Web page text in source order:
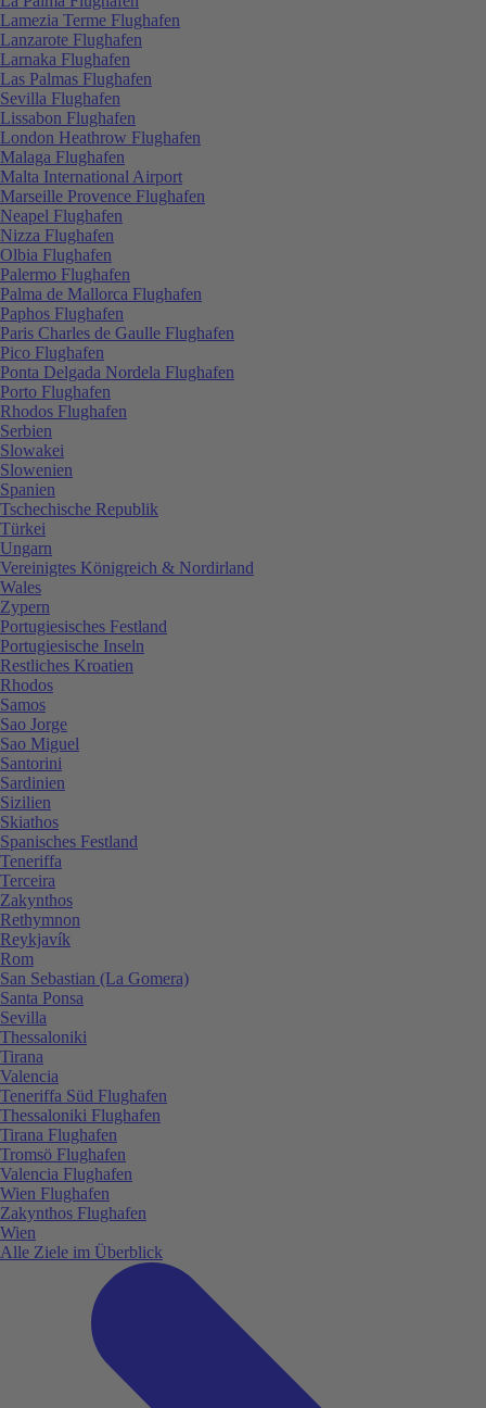
Lamezia Terme Flughafen
Lanzarote Flughafen
Larnaka Flughafen
Las Palmas Flughafen
Sevilla Flughafen
Lissabon Flughafen
London Heathrow Flughafen
Malaga Flughafen
Malta International Airport
Marseille Provence Flughafen
Neapel Flughafen
Nizza Flughafen
Olbia Flughafen
Palermo Flughafen
Palma de Mallorca Flughafen
Paphos Flughafen
Paris Charles de Gaulle Flughafen
Pico Flughafen
Ponta Delgada Nordela Flughafen
Porto Flughafen
Rhodos Flughafen
Serbien
Slowakei
Slowenien
Spanien
Tschechische Republik
Türkei
Ungarn
Vereinigtes Königreich & Nordirland
Wales
Zypern
Portugiesisches Festland
Portugiesische Inseln
Restliches Kroatien
Rhodos
Samos
Sao Jorge
Sao Miguel
Santorini
Sardinien
Sizilien
Skiathos
Spanisches Festland
Teneriffa
Terceira
Zakynthos
Rethymnon
Reykjavík
Rom
San Sebastian (La Gomera)
Santa Ponsa
Sevilla
Thessaloniki
Tirana
Valencia
Teneriffa Süd Flughafen
Thessaloniki Flughafen
Tirana Flughafen
Tromsö Flughafen
Valencia Flughafen
Wien Flughafen
Zakynthos Flughafen
Wien
Alle Ziele im Überblick